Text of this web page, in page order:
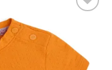
Toevoegen
aan
verlanglijst